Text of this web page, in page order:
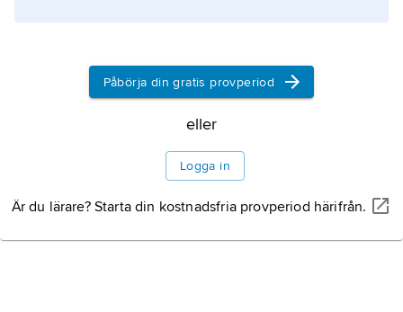
Påbörja din gratis provperiod
eller
Logga in
Är du lärare? Starta din kostnadsfria provperiod härifrån.